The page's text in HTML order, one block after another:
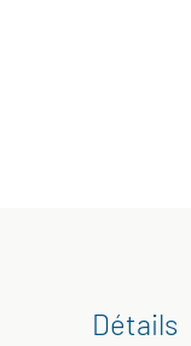
Détails